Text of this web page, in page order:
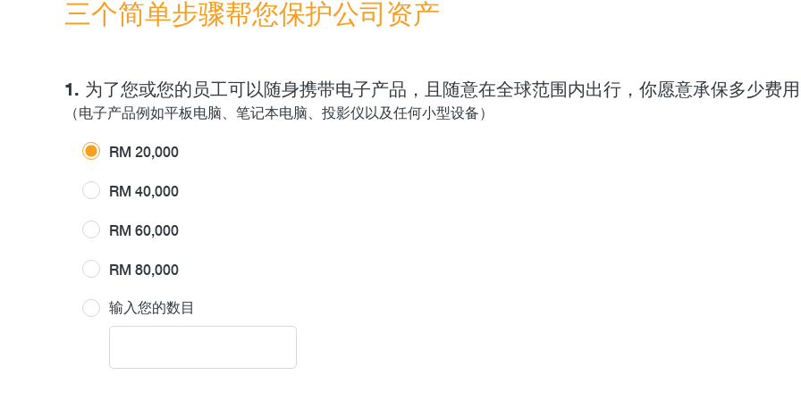
三个简单步骤帮您保护公司资产
1. 为了您或您的员工可以随身携带电子产品，且随意在全球范围内出行，你愿意承保多少费
（电子产品例如平板电脑、笔记本电脑、投影仪以及任何小型设备）
RM 20,000
RM 40,000
RM 60,000
RM 80,000
输入您的数目